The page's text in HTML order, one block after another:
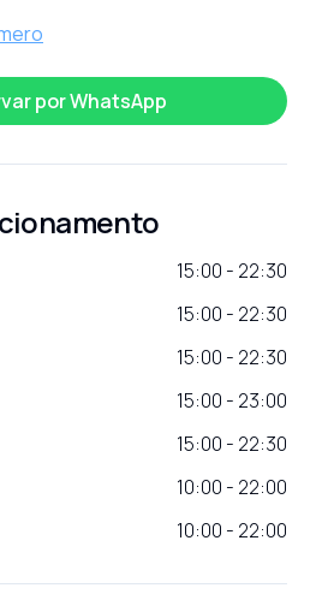
porWhatsApp
15:00 - 22:30
15:00 - 22:30
15:00 - 22:30
15:00 - 23:00
15:00 - 22:30
10:00 - 22:00
10:00 - 22:00